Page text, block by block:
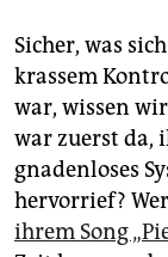
Sicher, was
krassem
war, wissen
war zuerst da,
gnadenloses
hervorrief?
ihrem Song